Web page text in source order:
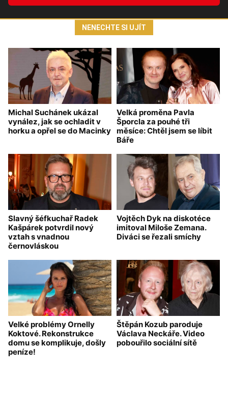
NENECHTE SI UJÍT
Michal Suchánek ukázal
vynález, jak se ochladit v
horku a opřel se do Macinky
Velká proměna Pavla
Šporcla za pouhé tři
měsíce: Chtěl jsem se líbit
Báře
Slavný šéfkuchař Radek
Kašpárek potvrdil nový
vztah s vnadnou
černovláskou
Vojtěch Dyk na diskotéce
imitoval Miloše Zemana.
Diváci se řezali smíchy
Velké problémy Ornelly
Koktové. Rekonstrukce
domu se komplikuje, došly
peníze!
Štěpán Kozub paroduje
Václava Neckáře. Video
pobouřilo sociální sítě